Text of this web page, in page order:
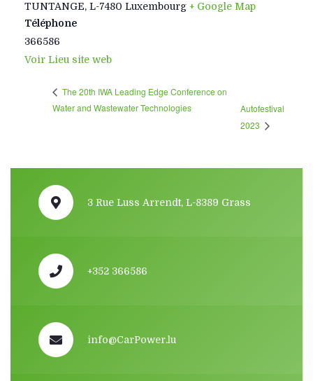
TUNTANGE, L-7480 Luxembourg + Google Map
Téléphone
366586
Voir Lieu site web
The 20th IWA Leading Edge Conference on
Water and Wastewater Technologies
Autofestival
2023
3 Rue Luss Arrendt, L-8389 Grass
+352 366586
info@CarPower.lu